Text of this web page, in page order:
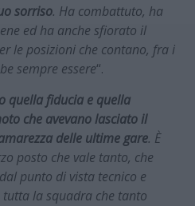
sorriso. Ha combattuto, ha
ed ha anche sfiorato il
le posizioni che contano, fra i
sempre essere“.
quella fiducia e quella
che avevano lasciato il
delle ultime gare. È
posto che vale tanto, che
punto di vista tecnico e
la squadra che tanto